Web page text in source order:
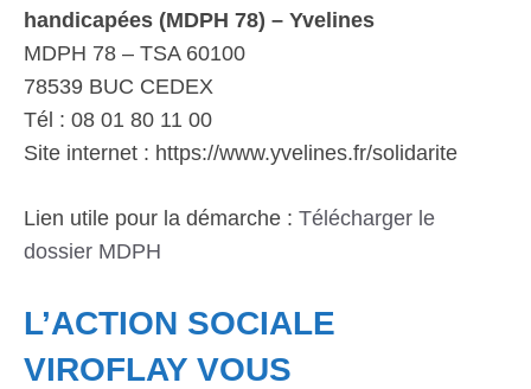
handicapées (MDPH 78) – Yvelines
MDPH 78 – TSA 60100
78539 BUC CEDEX
Tél : 08 01 80 11 00
Site internet : https://www.yvelines.fr/solidarite
Lien utile pour la démarche : Télécharger le
dossier MDPH
L’ACTION SOCIALE
VIROFLAY VOUS